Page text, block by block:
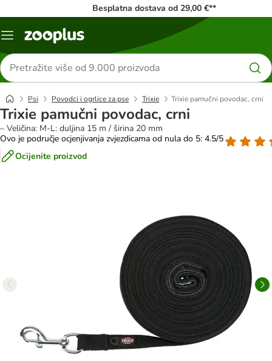
Besplatna dostava od 29,00 €**
Izbornik
Traži
proizvode
Psi Povodci i ogrlice za pse Trixie Trixie pamučni povodac, crni
Trixie pamučni povodac, crni
– Veličina: M-L: duljina 15 m / širina 20 mm
Ovo je područje ocjenjivanja zvjezdicama od nula do 5: 4.5/5
Ocijenite proizvod